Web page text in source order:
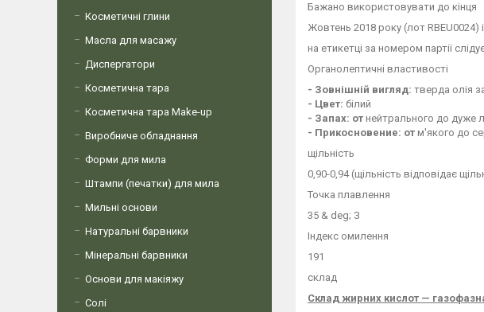
Бажано використовувати до кінця
Жовтень 2018 року (лот RBEU0024)
на етикетці за номером партії
Органолептичні властивості
- Зовнішній вигляд: тверда олія
- Цвет: білий
- Запах: от нейтрального до дуже
- Прикосновение: от м'якого до
щільність
0,90-0,94 (щільність відповідає
Точка плавлення
35 & deg; З
Індекс омилення
191
склад
Склад жирних кислот —
Косметичні глини
Масла для масажу
Диспергатори
Косметична тара
Косметична тара Make-up
Виробниче обладнання
Форми для мила
Штампи (печатки) для мила
Мильні основи
Натуральні барвники
Мінеральні барвники
Основи для макіяжу
Солі